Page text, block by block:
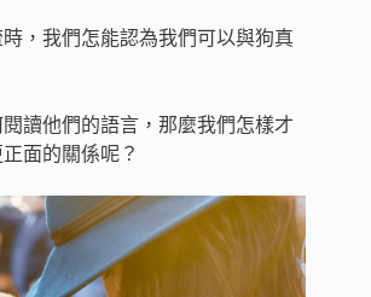
，我們怎能認為我們可以與狗真
讀他們的語言，那麼我們怎樣才
面的關係呢？